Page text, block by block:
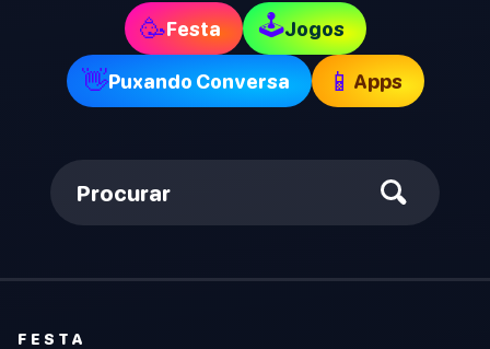
🥳Festa 🕹Jogos
👋Puxando Conversa 📱 Apps
Procurar
FESTA